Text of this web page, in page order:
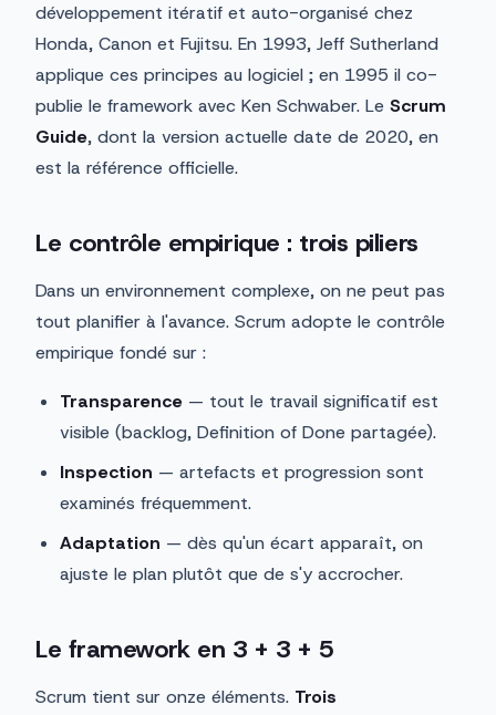
développement itératif et auto-organisé chez
Honda, Canon et Fujitsu. En 1993, Jeff Sutherland
applique ces principes au logiciel ; en 1995 il co-
publie le framework avec Ken Schwaber. Le Scrum
Guide, dont la version actuelle date de 2020, en
est la référence officielle.
Le contrôle empirique : trois piliers
Dans un environnement complexe, on ne peut pas
tout planifier à l'avance. Scrum adopte le contrôle
empirique fondé sur :
Transparence — tout le travail significatif est
visible (backlog, Definition of Done partagée).
Inspection — artefacts et progression sont
examinés fréquemment.
Adaptation — dès qu'un écart apparaît, on
ajuste le plan plutôt que de s'y accrocher.
Le framework en 3 + 3 + 5
Scrum tient sur onze éléments. Trois